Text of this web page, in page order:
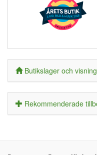
Butikslager och
Rekommenderade